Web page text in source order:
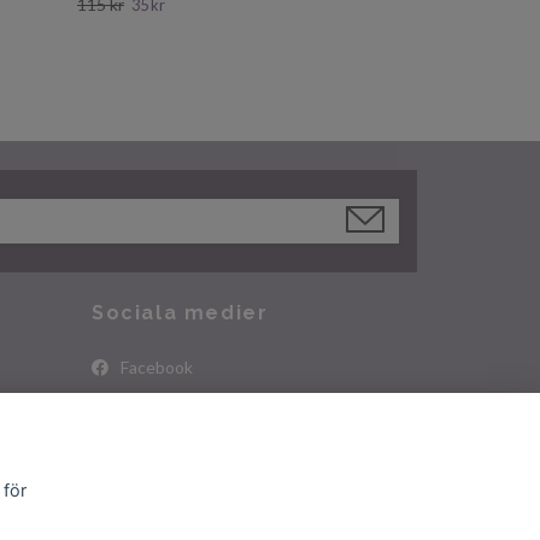
35 kr
Sociala medier
Facebook
för